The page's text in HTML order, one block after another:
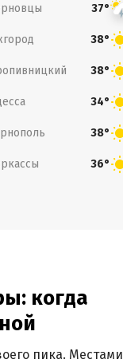
37°
38°
38°
34°
38°
36°
когда
пика. Местами